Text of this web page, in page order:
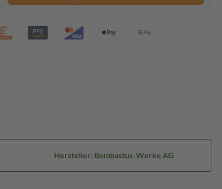
Hersteller: Bombastus-Werke AG